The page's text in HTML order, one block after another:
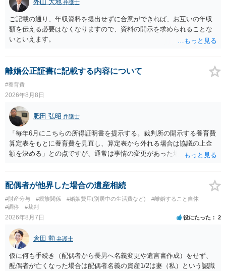
外山 大地 弁護士
ご記載の通り、年収資料を提出せずに合意ができれば、お互いの年収
額を伝える必要はなくなりますので、資料の開示を求められることな
いといえます。
離婚公正証書に記載する内容について
#養育費
2026年8月8日
肥田 弘昭 弁護士
「毎年6月にこちらの所得証明書を提示する。裁判所の開示する養育費
算定表をもとに養育費を見直し、算定表から外れる場合は協議の上金
額を決める」との点ですが、通常は事情の変更があった場合に変更し
来なかった事情の変更により双方協議の上増減出来る」と「通知義務
に勤務先」が含まれているので、私に収入が入った事は相手に通知が
行く事になり、上記のような文言が無くても養育費の見直しは適宜出
来るかと思うのですが違うのでしょうか？との点はそのとおりかと思
います。養育費は事情の変更があった場合に変更するので毎年見直す
配偶者が他界した場合の遺産相続
#財産分与 #親族関係 #婚姻費用(別居中の生活費など)
#離婚すること自体
#調停
#裁判
2026年8月7日 役にたった 2
倉田 勲 弁護士
仮に何も手続き（配偶者から長男へ名義変更や遺言書作成）をせず、
配偶者が亡くなった場合は配偶者名義の資産1/2は妻（私）という認識